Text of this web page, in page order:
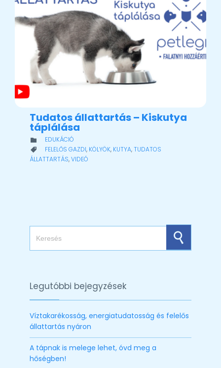
Tudatos állattartás – Kiskutya
táplálása
 CATEGORY
EDUKÁCIÓ
 CATEGORY
FELELŐS GAZDI, KÖLYÖK, KUTYA,TUDATOS
ÁLLATTARTÁS,VIDEÓ
Legutóbbi bejegyzések
Víztakarékosság, energiatudatosság és felelős
állattartás nyáron
A tápnak is melege lehet, óvd meg a
hőségben!